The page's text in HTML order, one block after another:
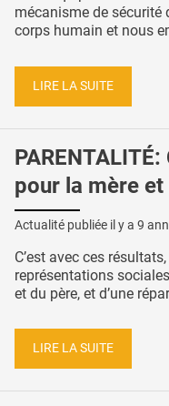
mécanisme de sécurité
corps humain et nous
LIRE LA SUITE
pour la mère
Actualité publiée il y a 9
C’est avec ces
représentations
et du père, et d’une
LIRE LA SUITE